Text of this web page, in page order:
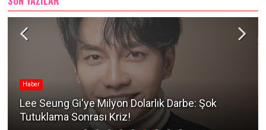
Haber
Lee Seung Gi'ye Milyon Dolarlık Darbe: Şok
Tutuklama Sonrası Kriz!